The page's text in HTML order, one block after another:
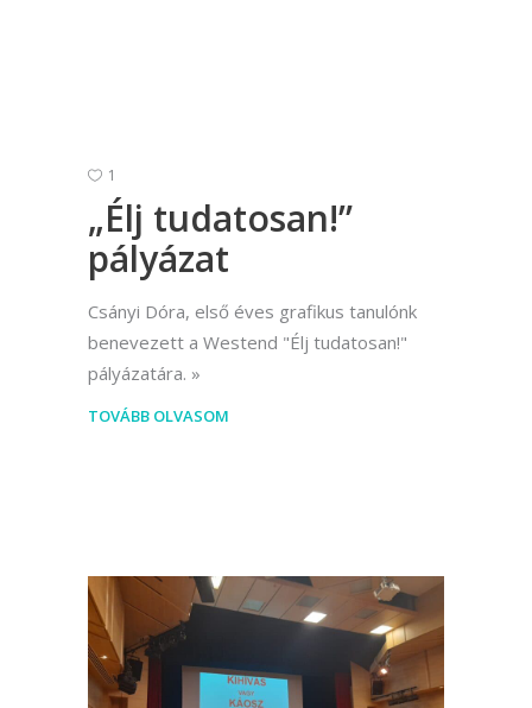
1
„Élj tudatosan!”
pályázat
Csányi Dóra, első éves grafikus tanulónk
benevezett a Westend "Élj tudatosan!"
pályázatára.
TOVÁBB OLVASOM